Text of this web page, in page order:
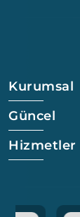
Kurumsal
Güncel
Hizmetler